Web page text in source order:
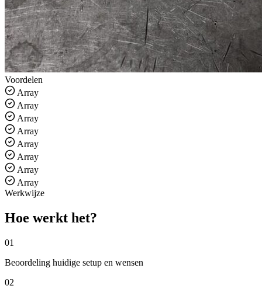
Voordelen
Array
Array
Array
Array
Array
Array
Array
Array
Werkwijze
Hoe werkt het?
01
Beoordeling huidige setup en wensen
02